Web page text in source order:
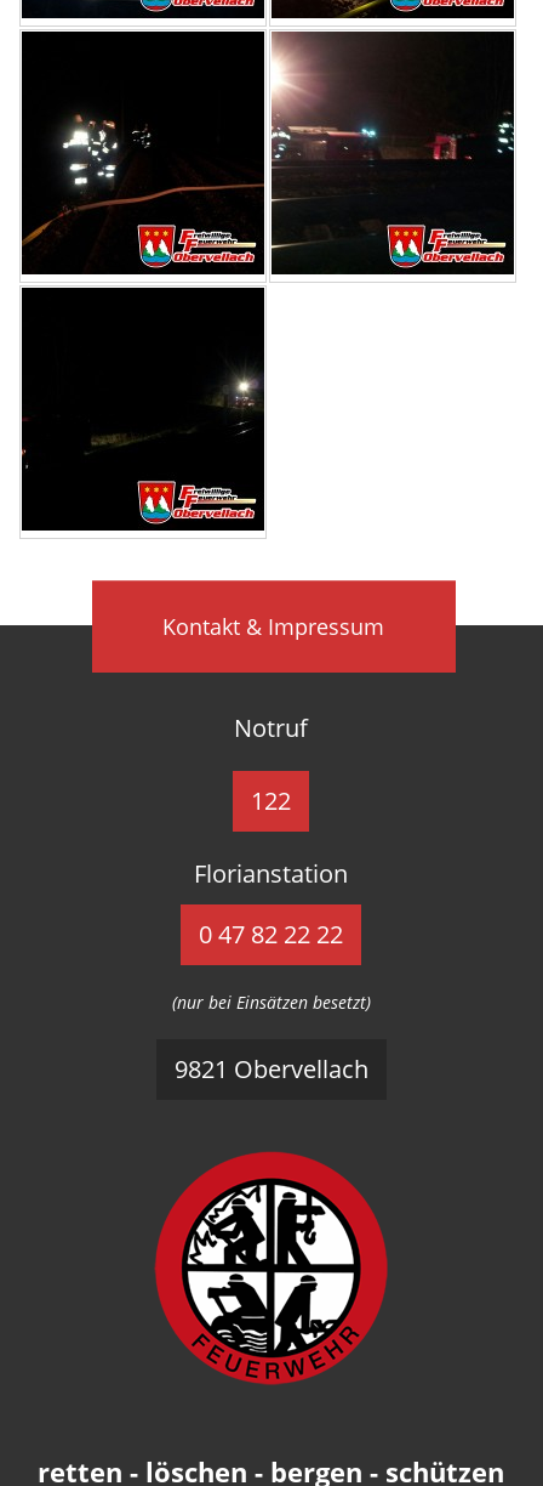
Kontakt & Impressum
Notruf
122
Florianstation
0 47 82 22 22
(nur bei Einsätzen besetzt)
9821 Obervellach
retten - löschen - bergen - schützen